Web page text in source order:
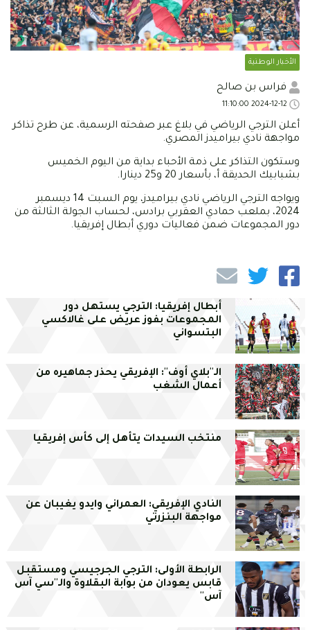
الأخبار الوطنية
فراس بن صالح
أعلن الترجي الرياضي في بلاغ عبر صفحته الرسمية، عن طرح تذاكر
مواجهة نادي بيراميدز المصري.
وستكون التذاكر على ذمة الأحباء بداية من اليوم الخميس
بشبابيك الحديقة أ، بأسعار 20 و25 دينارا.
ويواجه الترجي الرياضي نادي بيراميدز، يوم السبت 14 ديسمبر
2024، بملعب حمادي العقربي برادس، لحساب الجولة الثالثة من
دور المجموعات ضمن فعاليات دوري أبطال إفريقيا.
أبطال إفريقيا: الترجي يستهل دور
المجموعات بفوز عريض على غالاكسي
البتسواني
الـ''بلاي أوف'': الإفريقي يحذر جماهيره من
أعمال الشغب
منتخب السيدات يتأهل إلى كأس إفريقيا
النادي الإفريقي: العمراني وايدو يغيبان عن
مواجهة البنزرتي
الرابطة الأولى: الترجي الجرجيسي ومستقبل
قابس يعودان من بوابة البقلاوة والـ''سي آس
آس''